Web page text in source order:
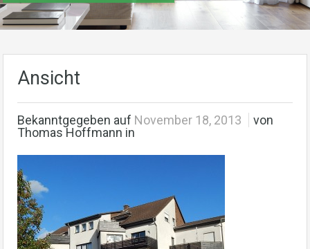
Ansicht
Bekanntgegeben auf November 18, 2013
von
Thomas Hoffmann in